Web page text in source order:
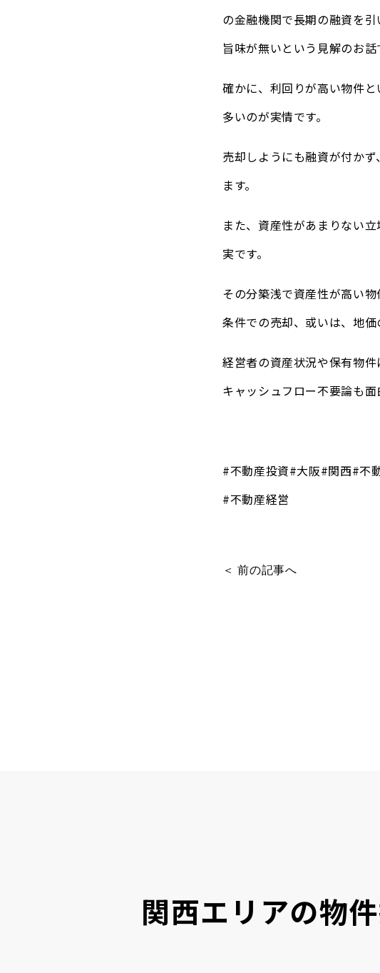
の金融機関で長期の融資を
旨味が無いという見解のお話
確かに、利回りが高い物件
多いのが実情です。
売却しようにも融資が付か
ます。
また、資産性があまりない
実です。
その分築浅で資産性が高い
条件での売却、或いは、地
経営者の資産状況や保有物
キャッシュフロー不要論も面
#不動産投資#大阪#関西#不
#不動産経営
＜ 前の記事へ
関西エリアの物